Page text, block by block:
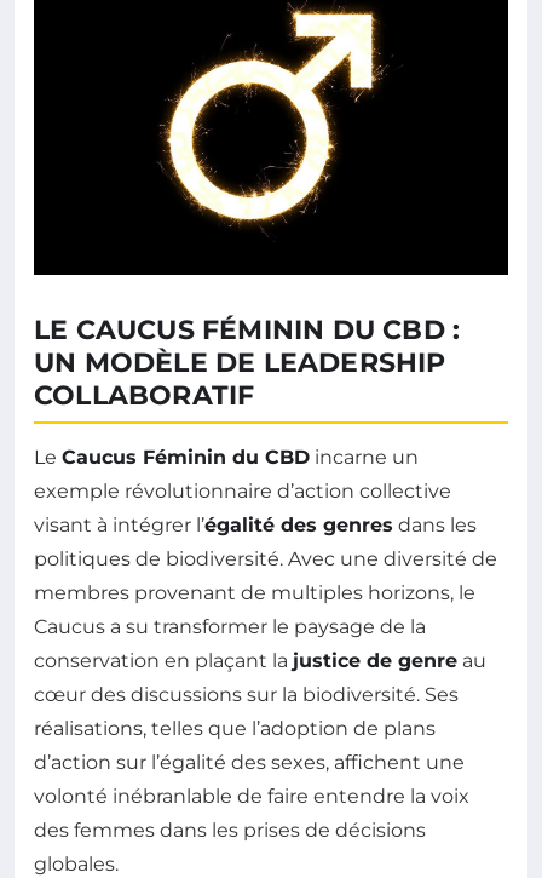
LE CAUCUS FÉMININ DU CBD :
UN MODÈLE DE LEADERSHIP
COLLABORATIF
Le Caucus Féminin du CBD incarne un
exemple révolutionnaire d’action collective
visant à intégrer l’égalité des genres dans les
politiques de biodiversité. Avec une diversité de
membres provenant de multiples horizons, le
Caucus a su transformer le paysage de la
conservation en plaçant la justice de genre au
cœur des discussions sur la biodiversité. Ses
réalisations, telles que l’adoption de plans
d’action sur l’égalité des sexes, affichent une
volonté inébranlable de faire entendre la voix
des femmes dans les prises de décisions
globales.